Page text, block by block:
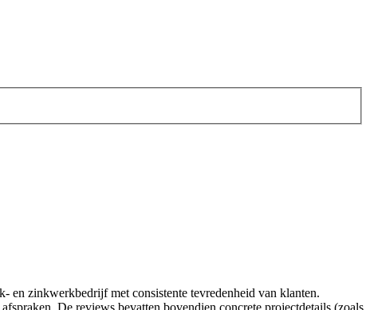
zinkwerkbedrijf met consistente tevredenheid van klanten.
De reviews bevatten bovendien concrete projectdetails (zoals